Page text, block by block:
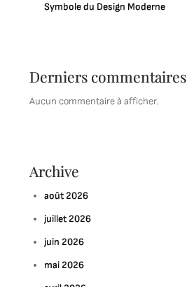
Symbole du Design Moderne
Derniers commentaires
Aucun commentaire à afficher.
Archive
août 2026
juillet 2026
juin 2026
mai 2026